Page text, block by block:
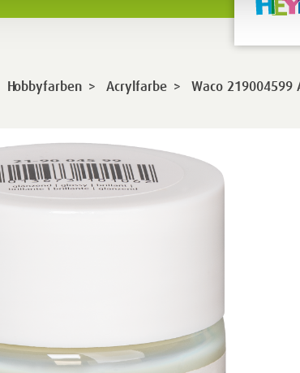
Hobbyfarben > Acrylfarbe > Waco 219004599